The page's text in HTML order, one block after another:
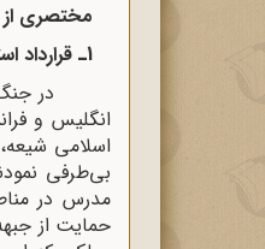
مختصرى از
1ـ قرارداد استعمارى وثوق‌الدوله
در جنگ
انگلیس و
اسلامى
بى‌طرفى
مدرس در
حمایت از